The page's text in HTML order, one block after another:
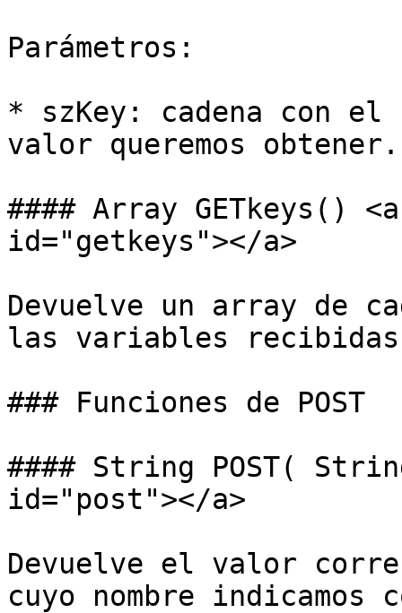
Parámetros:
* szKey: cadena con el
valor queremos obtener.
#### Array GETkeys()
id="getkeys"></a>
Devuelve un array de
las variables
### Funciones de POST
#### String POST(
id="post"></a>
Devuelve el valor
cuyo nombre indicamos